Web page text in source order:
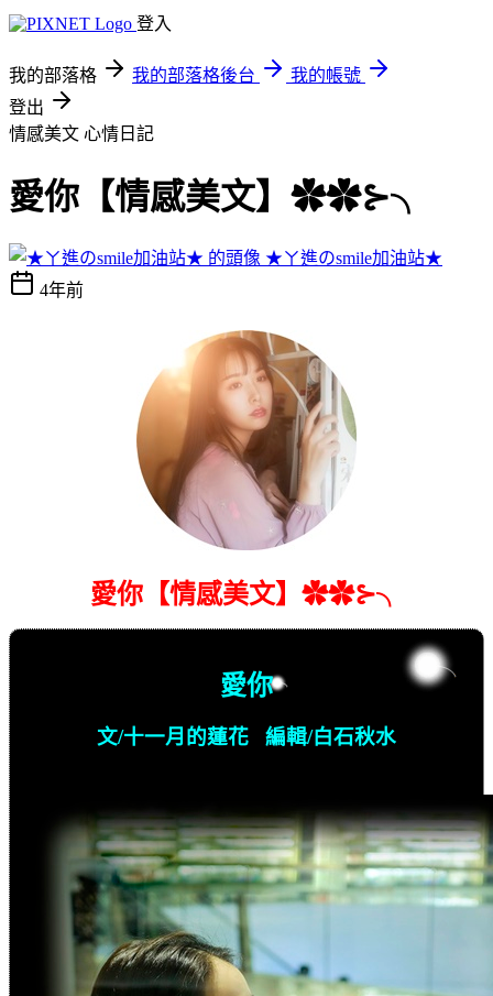
登入
我的部落格 我的部落格後台
我的帳號
登出
情感美文 心情日記
愛你【情感美文】✿✿⊱╮
★ㄚ進のsmile加油站★
4年前
愛你【情感美文】✿✿⊱╮
愛你
文/十一月的蓮花 編輯/白石秋水